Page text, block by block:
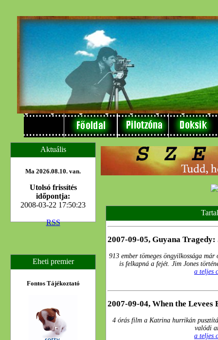
Aktuális
Ma 2026.08.10. van.
Utolsó frissítés
időpontja:
2008-03-22 17:50:23
RSS
2007-09-05, Guyana
913 ember tömeges öngyilkossága
is felkapná a fejét. Jim Jones
a teljes
2007-09-04, When the Levees
4 órás film a Katrina hurrikán
valódi
a teljes
Eheti premier
Fontos Tájékoztató